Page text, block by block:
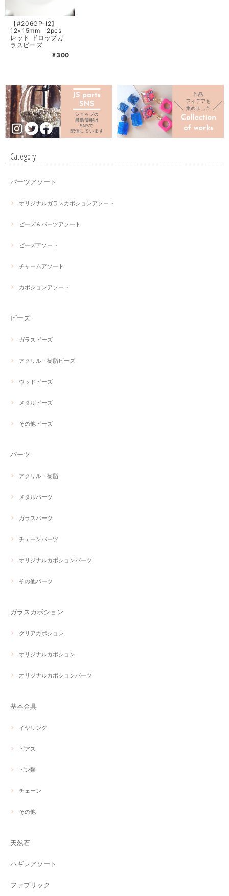
【#206GP-I2】
12×15mm 2pcs
レッド ドロップガ
ラスビーズ
¥300
Category
パーツアソート
オリジナルガラスカボションアソート
ビーズ＆パーツアソート
ビーズアソート
チャームアソート
カボションアソート
ビーズ
ガラスビーズ
アクリル・樹脂ビーズ
ウッドビーズ
メタルビーズ
その他ビーズ
パーツ
アクリル・樹脂
メタルパーツ
ガラスパーツ
チェーンパーツ
オリジナルカボションパーツ
その他パーツ
ガラスカボション
クリアカボション
オリジナルカボション
オリジナルカボションパーツ
基本金具
イヤリング
ピアス
ピン類
チェーン
その他
天然石
ハギレアソート
ファブリック